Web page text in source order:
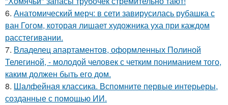
6. Анатомический мерч: в сети завирусилась рубашка с
ван Гогом, которая лишает художника уха при каждом
расстегивании.
7. Владелец апартаментов, оформленных Полиной
Телегиной, - молодой человек с четким пониманием того,
каким должен быть его дом.
8. Шалфейная классика. Вспомните первые интерьеры,
созданные с помощью ИИ.